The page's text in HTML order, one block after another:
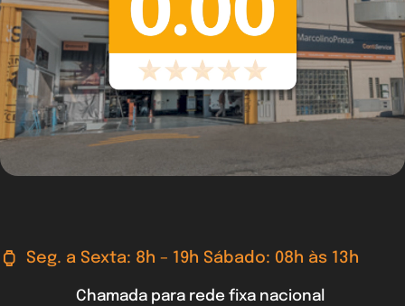
Seg. a Sexta: 8h – 19h Sábado: 08h às 13h
Chamada para rede fixa nacional